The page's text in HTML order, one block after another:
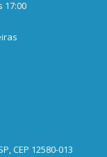
17:00
CEP 12580-013